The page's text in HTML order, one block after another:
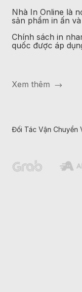
Nhà In Online là
sản phẩm in ấn
Chính sách in
quốc được áp
Xem thêm
Đối Tác Vận Chuyển